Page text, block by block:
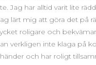
Jag har alltid varit lite
lärt mig att göra det på
roligare och
verkligen inte klaga på
och har roligt